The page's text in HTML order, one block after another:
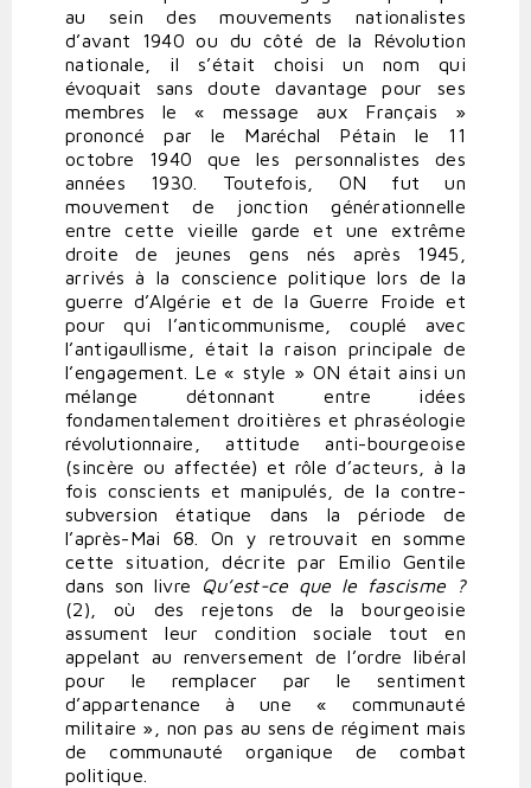
au sein des mouvements nationalistes
d’avant 1940 ou du côté de la Révolution
nationale, il s’était choisi un nom qui
évoquait sans doute davantage pour ses
membres le « message aux Français »
prononcé par le Maréchal Pétain le 11
octobre 1940 que les personnalistes des
années 1930. Toutefois, ON fut un
mouvement de jonction générationnelle
entre cette vieille garde et une extrême
droite de jeunes gens nés après 1945,
arrivés à la conscience politique lors de la
guerre d’Algérie et de la Guerre Froide et
pour qui l’anticommunisme, couplé avec
l’antigaullisme, était la raison principale de
l’engagement. Le « style » ON était ainsi un
mélange détonnant entre idées
fondamentalement droitières et phraséologie
révolutionnaire, attitude anti-bourgeoise
(sincère ou affectée) et rôle d’acteurs, à la
fois conscients et manipulés, de la contre-
subversion étatique dans la période de
l’après-Mai 68. On y retrouvait en somme
cette situation, décrite par Emilio Gentile
dans son livre
Qu’est-ce que le fascisme ?
(2),
où des rejetons de la bourgeoisie
assument leur condition sociale tout en
appelant au renversement de l’ordre libéral
pour le remplacer par le sentiment
d’appartenance à une « communauté
militaire », non pas au sens de régiment mais
de communauté organique de combat
politique.